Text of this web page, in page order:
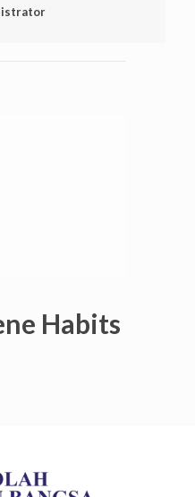
Habits